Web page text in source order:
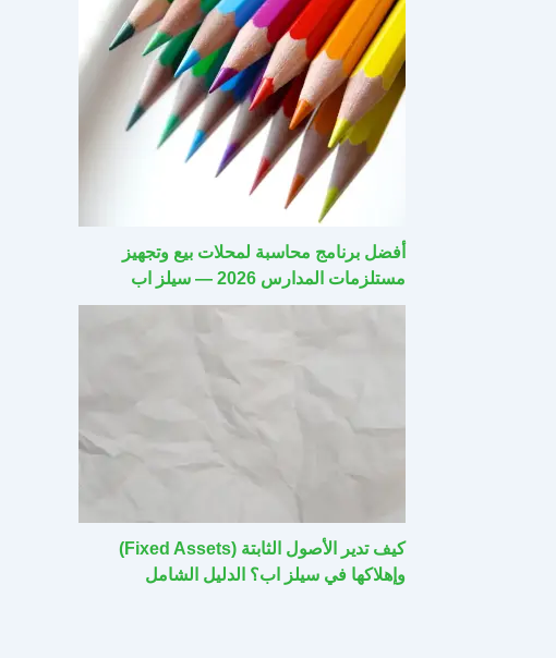
أفضل برنامج محاسبة لمحلات بيع وتجهيز
مستلزمات المدارس 2026 — سيلز اب
كيف تدير الأصول الثابتة (Fixed Assets)
وإهلاكها في سيلز اب؟ الدليل الشامل